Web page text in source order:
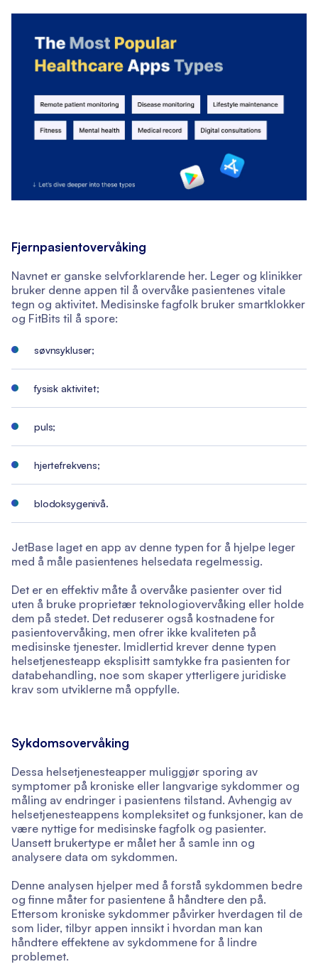
Fjernpasientovervåking
Navnet er ganske selvforklarende her. Leger og klinikker
bruker denne appen til å overvåke pasientenes vitale
tegn og aktivitet. Medisinske fagfolk bruker smartklokker
og FitBits til å spore:
søvnsykluser;
fysisk aktivitet;
puls;
hjertefrekvens;
blodoksygenivå.
JetBase laget en app av denne typen for å hjelpe leger
med å måle pasientenes helsedata regelmessig.
Det er en effektiv måte å overvåke pasienter over tid
uten å bruke proprietær teknologiovervåking eller holde
dem på stedet. Det reduserer også kostnadene for
pasientovervåking, men ofrer ikke kvaliteten på
medisinske tjenester. Imidlertid krever denne typen
helsetjenesteapp eksplisitt samtykke fra pasienten for
databehandling, noe som skaper ytterligere juridiske
krav som utviklerne må oppfylle.
Sykdomsovervåking
Dessa helsetjenesteapper muliggjør sporing av
symptomer på kroniske eller langvarige sykdommer og
måling av endringer i pasientens tilstand. Avhengig av
helsetjenesteappens kompleksitet og funksjoner, kan de
være nyttige for medisinske fagfolk og pasienter.
Uansett brukertype er målet her å samle inn og
analysere data om sykdommen.
Denne analysen hjelper med å forstå sykdommen bedre
og finne måter for pasientene å håndtere den på.
Ettersom kroniske sykdommer påvirker hverdagen til de
som lider, tilbyr appen innsikt i hvordan man kan
håndtere effektene av sykdommene for å lindre
problemet.